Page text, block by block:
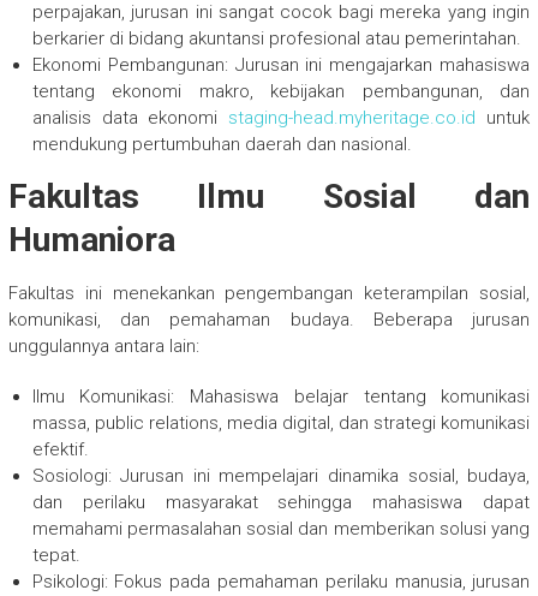
perpajakan, jurusan ini sangat cocok bagi mereka yang ingin
berkarier di bidang akuntansi profesional atau pemerintahan.
Ekonomi Pembangunan: Jurusan ini mengajarkan mahasiswa
tentang ekonomi makro, kebijakan pembangunan, dan
analisis data ekonomi staging-head.myheritage.co.id untuk
mendukung pertumbuhan daerah dan nasional.
Fakultas Ilmu Sosial dan
Humaniora
Fakultas ini menekankan pengembangan keterampilan sosial,
komunikasi, dan pemahaman budaya. Beberapa jurusan
unggulannya antara lain:
Ilmu Komunikasi: Mahasiswa belajar tentang komunikasi
massa, public relations, media digital, dan strategi komunikasi
efektif.
Sosiologi: Jurusan ini mempelajari dinamika sosial, budaya,
dan perilaku masyarakat sehingga mahasiswa dapat
memahami permasalahan sosial dan memberikan solusi yang
tepat.
Psikologi: Fokus pada pemahaman perilaku manusia, jurusan